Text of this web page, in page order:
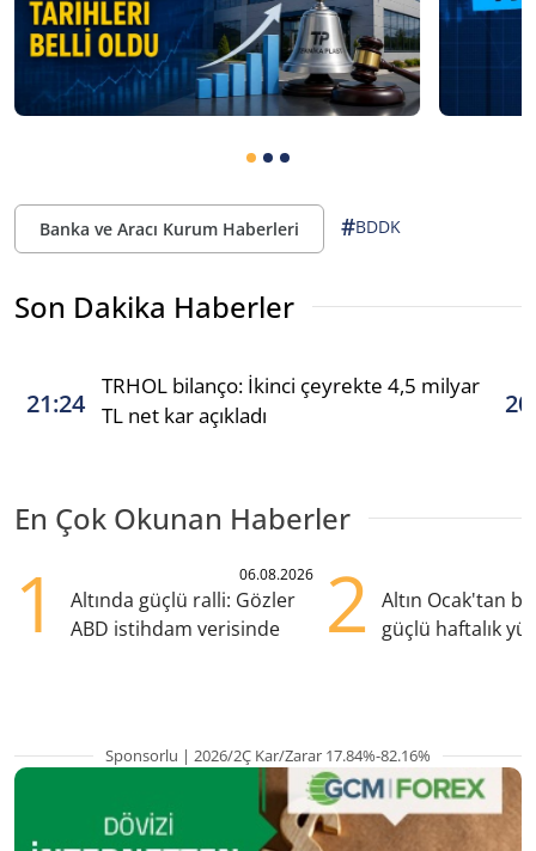
Banka ve Aracı Kurum Haberleri #BDDK
Son Dakika Haberler
21:24
TRHOL bilanço: İkinci çeyrekte 4,5 milyar
TL net kar açıkladı
En Çok Okunan Haberler
1 06.08.2026
Altında güçlü ralli: Gözler
ABD istihdam verisinde
2
Altın Ocak'tan
güçlü haftalık
Sponsorlu | 2026/2Ç Kar/Zarar 17.84%-82.16%